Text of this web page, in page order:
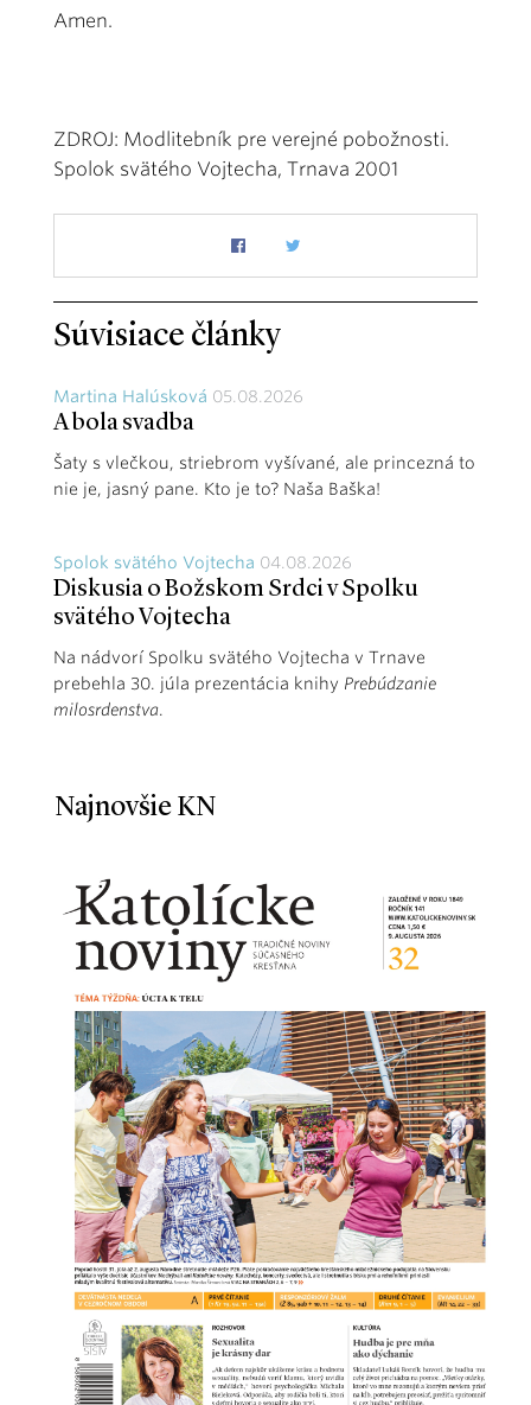
Amen.
ZDROJ: Modlitebník pre verejné pobožnosti.
Spolok svätého Vojtecha, Trnava 2001
Súvisiace články
Martina Halúsková 05.08.2026
A bola svadba
Šaty s vlečkou, striebrom vyšívané, ale princezná to
nie je, jasný pane. Kto je to? Naša Baška!
Spolok svätého Vojtecha 04.08.2026
Diskusia o Božskom Srdci v Spolku
svätého Vojtecha
Na nádvorí Spolku svätého Vojtecha v Trnave
prebehla 30. júla prezentácia knihy Prebúdzanie
milosrdenstva.
Najnovšie KN